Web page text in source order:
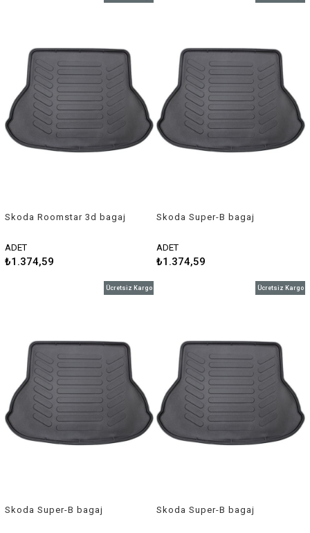
Skoda Roomstar 3d bagaj
ADET
₺1.374,59
Skoda Super-B bagaj
ADET
₺1.374,59
Skoda Super-B bagaj
Ücretsiz Kargo
Skoda Super-B bagaj
Ücretsiz Kargo